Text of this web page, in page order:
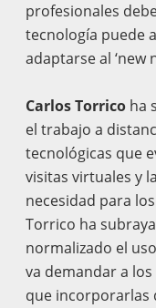
profesionales
tecnología puede
adaptarse al ‘new
Carlos Torrico ha
el trabajo a
tecnológicas que
visitas virtuales y
necesidad para
Torrico ha
normalizado el
va demandar a
que incorporarlas